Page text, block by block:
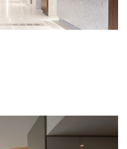
(7)